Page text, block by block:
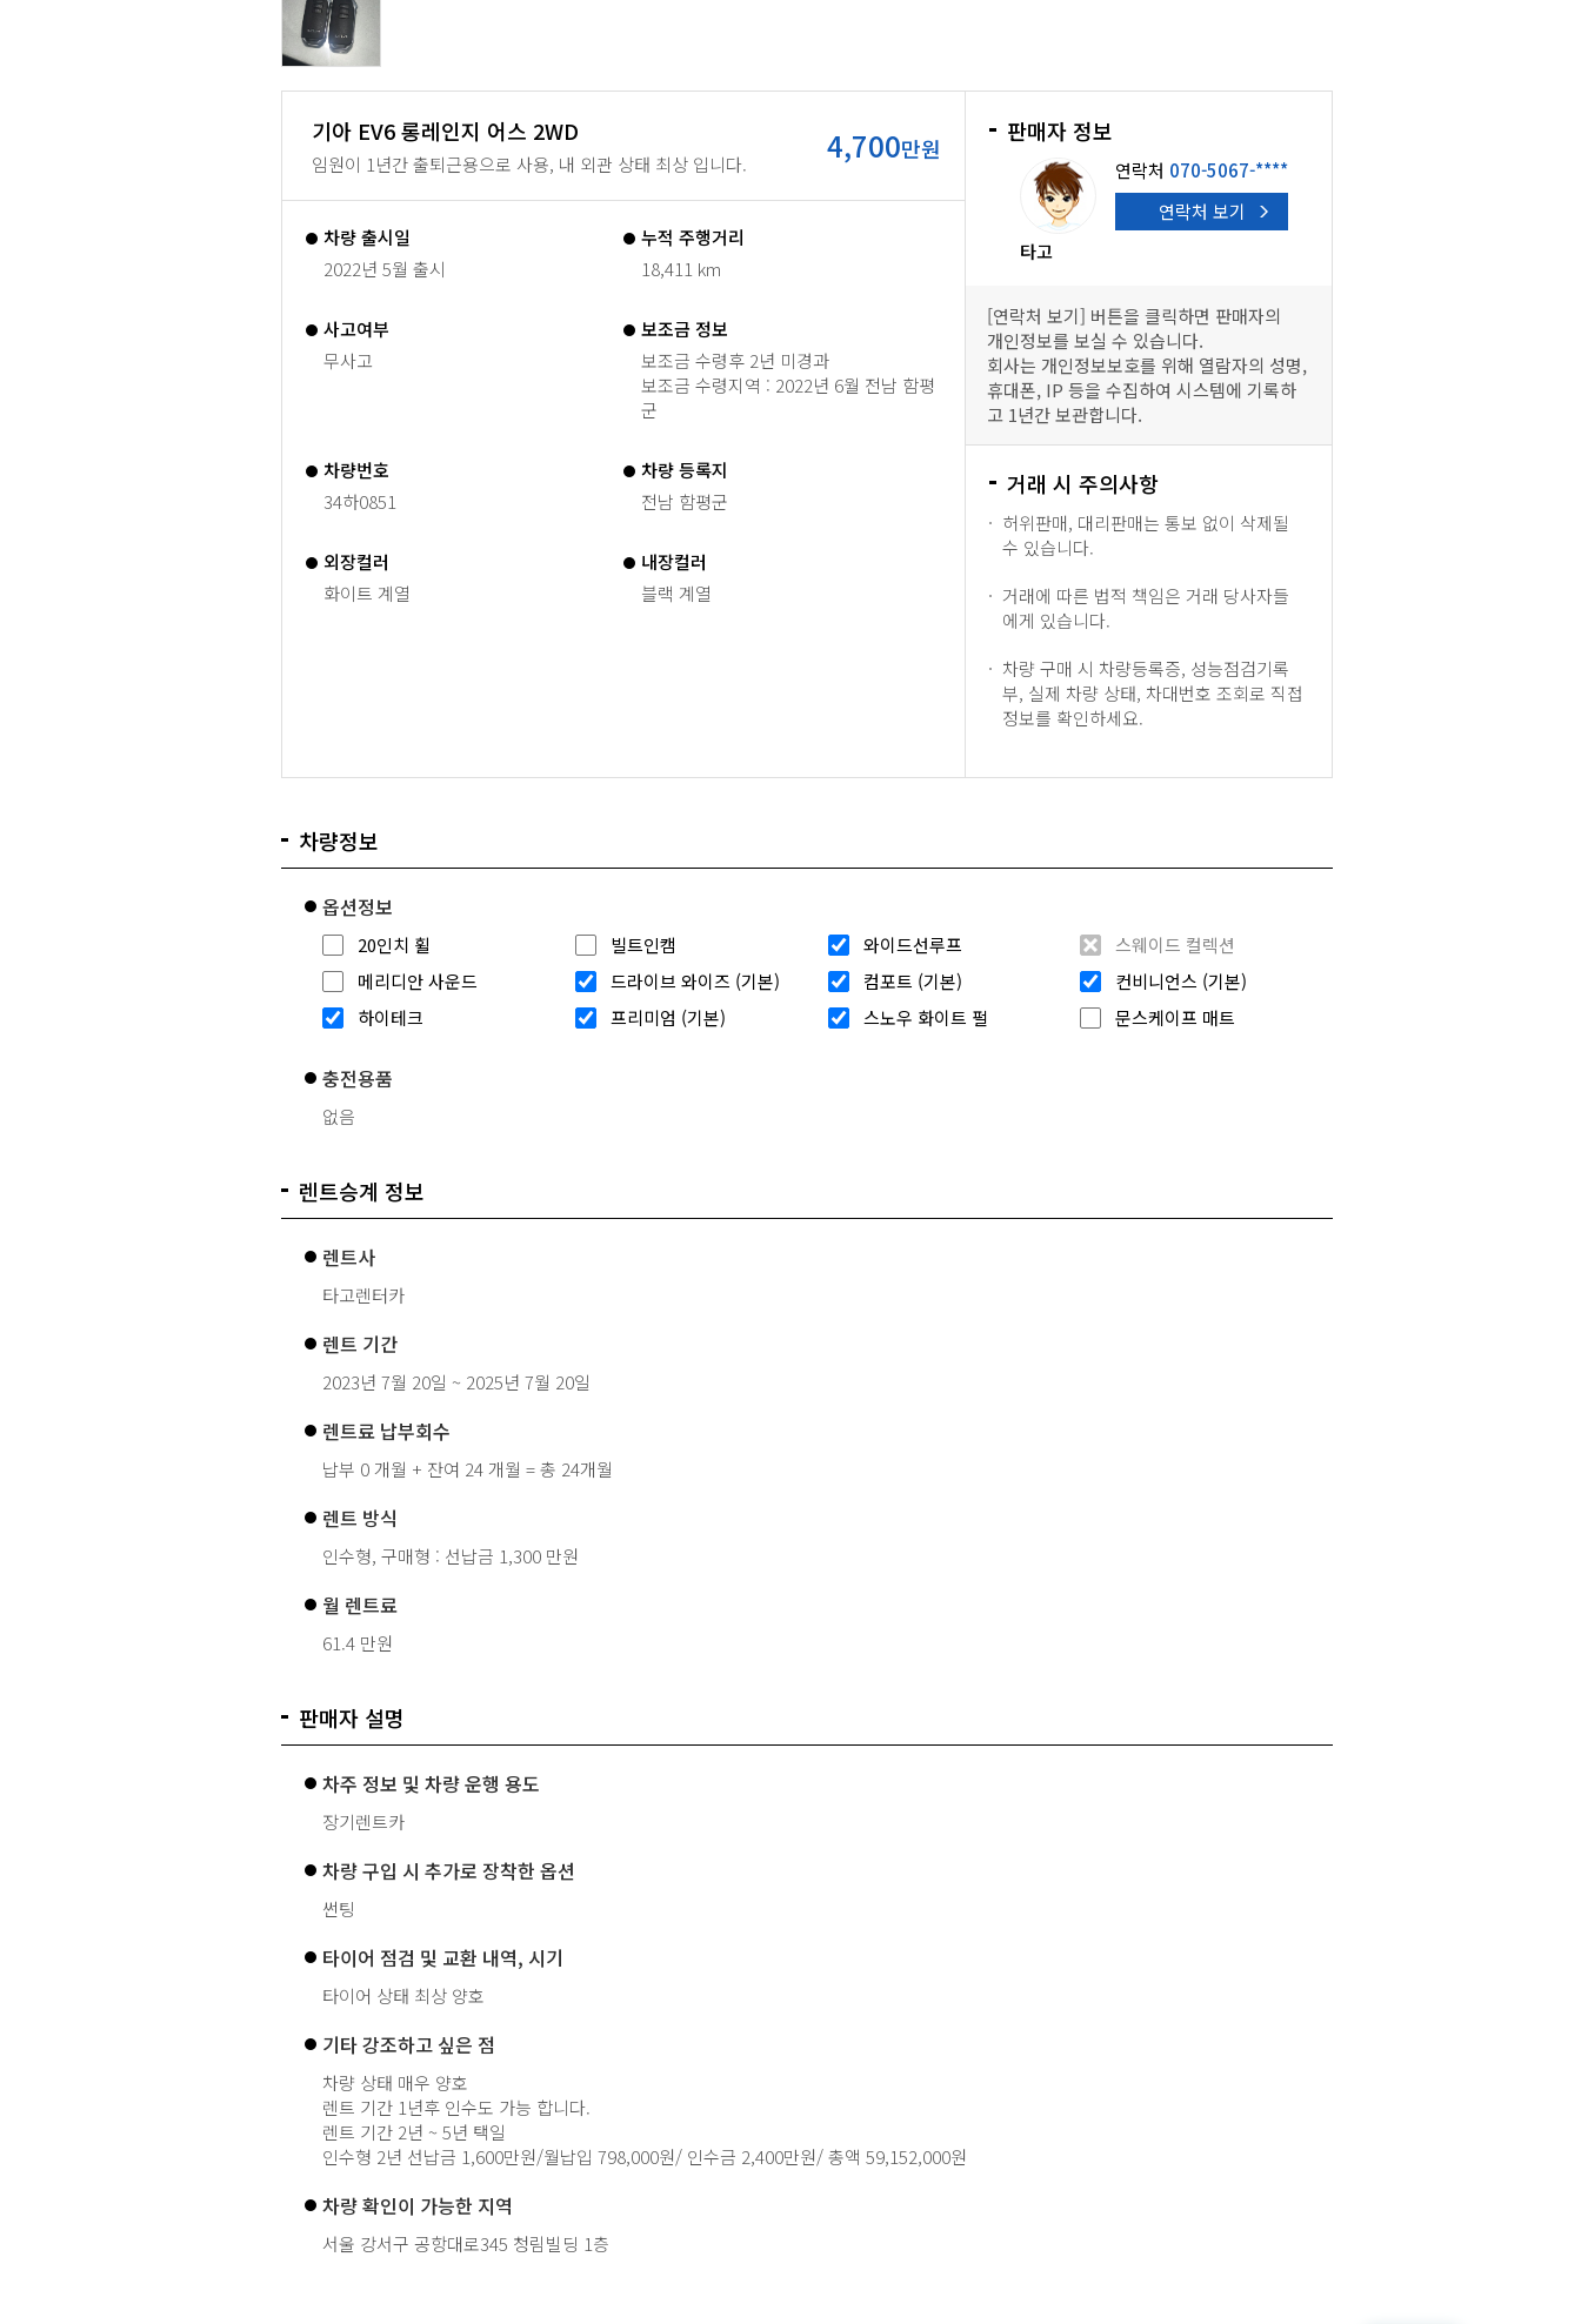
기아 EV6 롱레인지 어스 2WD
임원이 1년간 출퇴근용으로 사용, 내 외관 상태 최상 입니다. 4,700만원
차량 출시일
2022년 5월 출시
누적 주행거리
18,411 km
사고여부
무사고
보조금 정보
보조금 수령후 2년 미경과
보조금 수령지역 : 2022년 6월 전남 함평
군
차량번호
34하0851
차량 등록지
전남 함평군
외장컬러
화이트 계열
내장컬러
블랙 계열
판매자 정보
타고
연락처 070-5067-****
연락처 보기
[연락처 보기] 버튼을 클릭하면 판매자의
개인정보를 보실 수 있습니다.
회사는 개인정보보호를 위해 열람자의 성명,
휴대폰, IP 등을 수집하여 시스템에 기록하
고 1년간 보관합니다.
거래 시 주의사항
허위판매, 대리판매는 통보 없이 삭제될
수 있습니다.
거래에 따른 법적 책임은 거래 당사자들
에게 있습니다.
차량 구매 시 차량등록증, 성능점검기록
부, 실제 차량 상태, 차대번호 조회로 직접
정보를 확인하세요.
차량정보
옵션정보
20인치 휠 빌트인캠 와이드선루프
스웨이드 컬렉션
메리디안 사운드
드라이브 와이즈 (기본) 컴포트 (기본)
컨비니언스 (기본)
하이테크
프리미엄 (기본) 스노우 화이트 펄 문스케이프 매트
충전용품
없음
렌트승계 정보
렌트사
타고렌터카
렌트 기간
2023년 7월 20일 ~ 2025년 7월 20일
렌트료 납부회수
납부 0 개월 + 잔여 24 개월 = 총 24개월
렌트 방식
인수형, 구매형 : 선납금 1,300 만원
월 렌트료
61.4 만원
판매자 설명
차주 정보 및 차량 운행 용도
장기렌트카
차량 구입 시 추가로 장착한 옵션
썬팅
타이어 점검 및 교환 내역, 시기
타이어 상태 최상 양호
기타 강조하고 싶은 점
차량 상태 매우 양호
렌트 기간 1년후 인수도 가능 합니다.
렌트 기간 2년 ~ 5년 택일
인수형 2년 선납금 1,600만원/월납입 798,000원/ 인수금 2,400만원/ 총액 59,152,000원
차량 확인이 가능한 지역
서울 강서구 공항대로345 청림빌딩 1층